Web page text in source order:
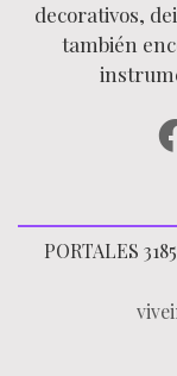
decorativos,
también
PORTALES